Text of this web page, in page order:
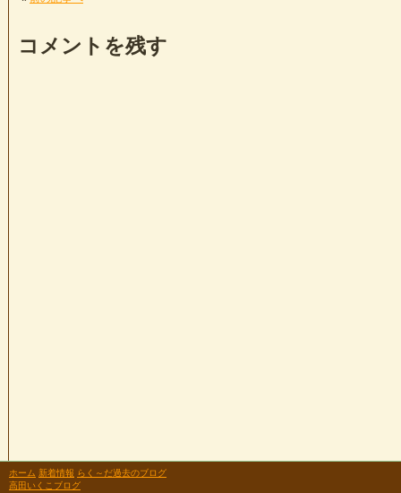
コメントを残す
ホーム 新着情報 らく～だ過去のブログ
高田いくこブログ